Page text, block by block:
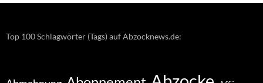
Top 100 Schlagwörter (Tags) auf Abzocknews.de: